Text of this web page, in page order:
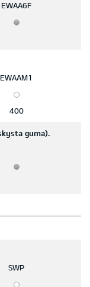
EWAA6F
EWAAM1
400
guma).
SWP